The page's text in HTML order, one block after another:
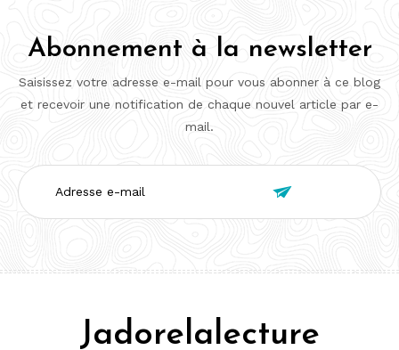
Abonnement à la newsletter
Saisissez votre adresse e-mail pour vous abonner à ce blog
et recevoir une notification de chaque nouvel article par e-
mail.
Adresse
e-
mail

Jadorelalecture